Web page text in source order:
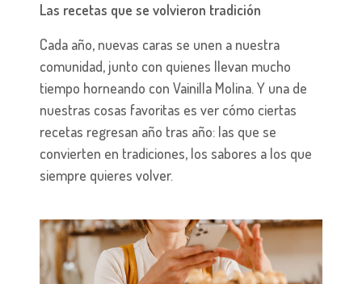
Las recetas que se volvieron tradición
Cada año, nuevas caras se unen a nuestra
comunidad, junto con quienes llevan mucho
tiempo horneando con Vainilla Molina. Y una de
nuestras cosas favoritas es ver cómo ciertas
recetas regresan año tras año: las que se
convierten en tradiciones, los sabores a los que
siempre quieres volver.